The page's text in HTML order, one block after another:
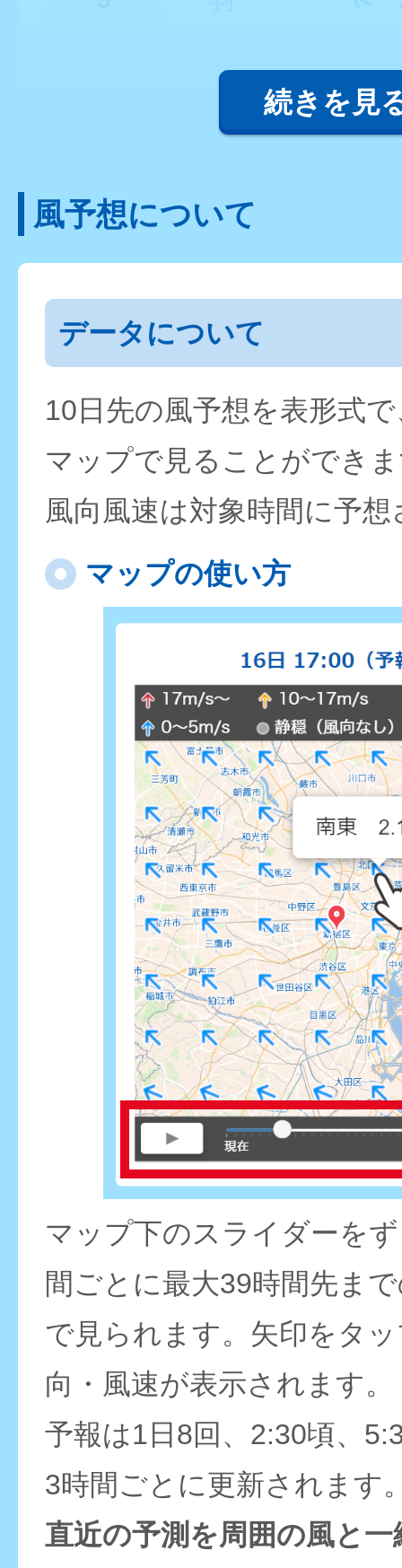
続きを見
風予想について
データについて
10日先の風予想を表形式
マップで見ることができ
風向風速は対象時間に予
マップの使い方
マップ下のスライダーを
間ごとに最大39時間先ま
で見られます。矢印をタ
向・風速が表示されます。
予報は1日8回、2:30頃、
3時間ごとに更新されます
直近の予測を周囲の風と